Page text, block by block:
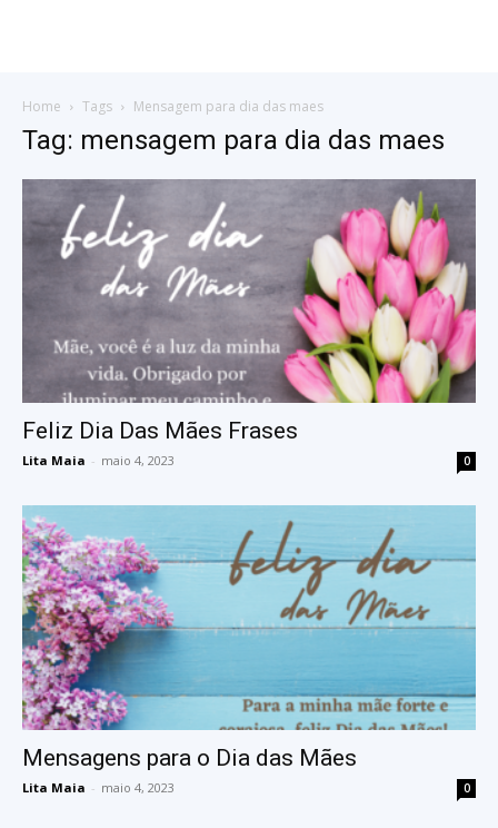
Home Tags Mensagem para dia das maes
Tag: mensagem para dia das maes
Feliz Dia Das Mães Frases
Lita Maia - maio 4, 2023 0
Mensagens para o Dia das Mães
Lita Maia - maio 4, 2023 0